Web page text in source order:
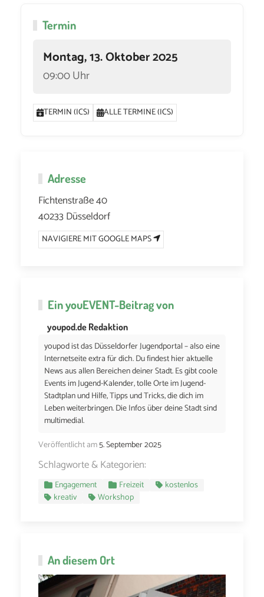
Termin
Montag, 13. Oktober 2025
09:00 Uhr
TERMIN (ICS) ALLE TERMINE (ICS)
Adresse
Fichtenstraße 40
40233 Düsseldorf
NAVIGIERE MIT GOOGLE MAPS
EinyouEVENT-Beitrag von
youpod.de Redaktion
youpod ist das Düsseldorfer Jugendportal – also eine
Internetseite extra für dich. Du findest hier aktuelle
News aus allen Bereichen deiner Stadt. Es gibt coole
Events im Jugend-Kalender, tolle Orte im Jugend-
Stadtplan und Hilfe, Tipps und Tricks, die dich im
Leben weiterbringen. Die Infos über deine Stadt sind
multimedial.
Veröffentlicht am5. September 2025
Schlagworte & Kategorien:
Engagement Freizeit
kostenlos
kreativ
Workshop
An diesem Ort